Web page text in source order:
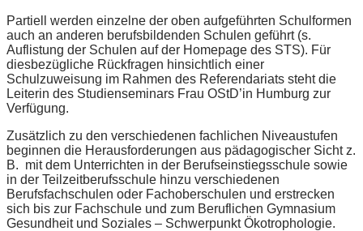
Partiell werden einzelne der oben aufgeführten Schulformen
auch an anderen berufsbildenden Schulen geführt (s.
Auflistung der Schulen auf der Homepage des STS). Für
diesbezügliche Rückfragen hinsichtlich einer
Schulzuweisung im Rahmen des Referendariats steht die
Leiterin des Studienseminars Frau OStD’in Humburg zur
Verfügung.
Zusätzlich zu den verschiedenen fachlichen Niveaustufen
beginnen die Herausforderungen aus pädagogischer Sicht z.
B. mit dem Unterrichten in der Berufseinstiegsschule sowie
in der Teilzeitberufsschule hinzu verschiedenen
Berufsfachschulen oder Fachoberschulen und erstrecken
sich bis zur Fachschule und zum Beruflichen Gymnasium
Gesundheit und Soziales – Schwerpunkt Ökotrophologie.